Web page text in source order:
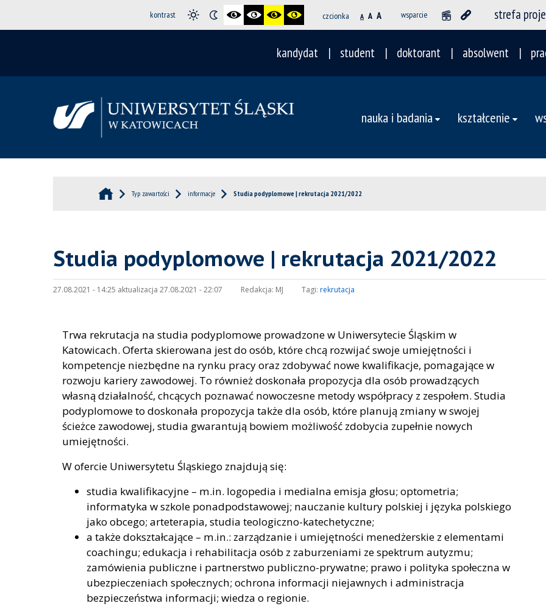
kontrast czcionka A A A wsparcie strefa
kandydat student doktorant absolwent
nauka i badania kształcenie
Typ zawartości informacje Studia podyplomowe | rekrutacja 2021/2022
Studia podyplomowe | rekrutacja 2021/2022
27.08.2021 - 14:25 aktualizacja 27.08.2021 - 22:07 Redakcja: MJ Tagi: rekrutacja
Trwa rekrutacja na studia podyplomowe prowadzone w Uniwersytecie Śląskim w
Katowicach. Oferta skierowana jest do osób, które chcą rozwijać swoje umiejętności i
kompetencje niezbędne na rynku pracy oraz zdobywać nowe kwalifikacje, pomagające w
rozwoju kariery zawodowej. To również doskonała propozycja dla osób prowadzących
własną działalność, chcących poznawać nowoczesne metody współpracy z zespołem. Studia
podyplomowe to doskonała propozycja także dla osób, które planują zmiany w swojej
ścieżce zawodowej, studia gwarantują bowiem możliwość zdobycia zupełnie nowych
umiejętności.
W ofercie Uniwersytetu Śląskiego znajdują się:
studia kwalifikacyjne – m.in. logopedia i medialna emisja głosu; optometria;
informatyka w szkole ponadpodstawowej; nauczanie kultury polskiej i języka polskiego
jako obcego; arteterapia, studia teologiczno-katechetyczne;
a także dokształcające – m.in.: zarządzanie i umiejętności menedżerskie z elementami
coachingu; edukacja i rehabilitacja osób z zaburzeniami ze spektrum autyzmu;
zamówienia publiczne i partnerstwo publiczno-prywatne; prawo i polityka społeczna w
ubezpieczeniach społecznych; ochrona informacji niejawnych i administracja
bezpieczeństwa informacji; wiedza o regionie.